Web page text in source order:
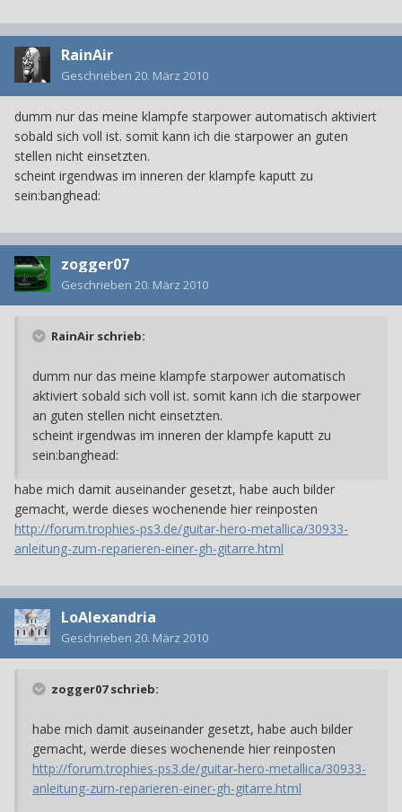
RainAir
Geschrieben 20. März 2010
dumm nur das meine klampfe starpower automatisch aktiviert
sobald sich voll ist. somit kann ich die starpower an guten
stellen nicht einsetzten.
scheint irgendwas im inneren der klampfe kaputt zu
sein:banghead:
zogger07
Geschrieben 20. März 2010
RainAir schrieb:
dumm nur das meine klampfe starpower automatisch
aktiviert sobald sich voll ist. somit kann ich die starpower
an guten stellen nicht einsetzten.
scheint irgendwas im inneren der klampfe kaputt zu
sein:banghead:
habe mich damit auseinander gesetzt, habe auch bilder
gemacht, werde dieses wochenende hier reinposten
http://forum.trophies-ps3.de/guitar-hero-metallica/30933-
anleitung-zum-reparieren-einer-gh-gitarre.html
LoAlexandria
Geschrieben 20. März 2010
zogger07 schrieb:
habe mich damit auseinander gesetzt, habe auch bilder
gemacht, werde dieses wochenende hier reinposten
http://forum.trophies-ps3.de/guitar-hero-metallica/30933-
anleitung-zum-reparieren-einer-gh-gitarre.html